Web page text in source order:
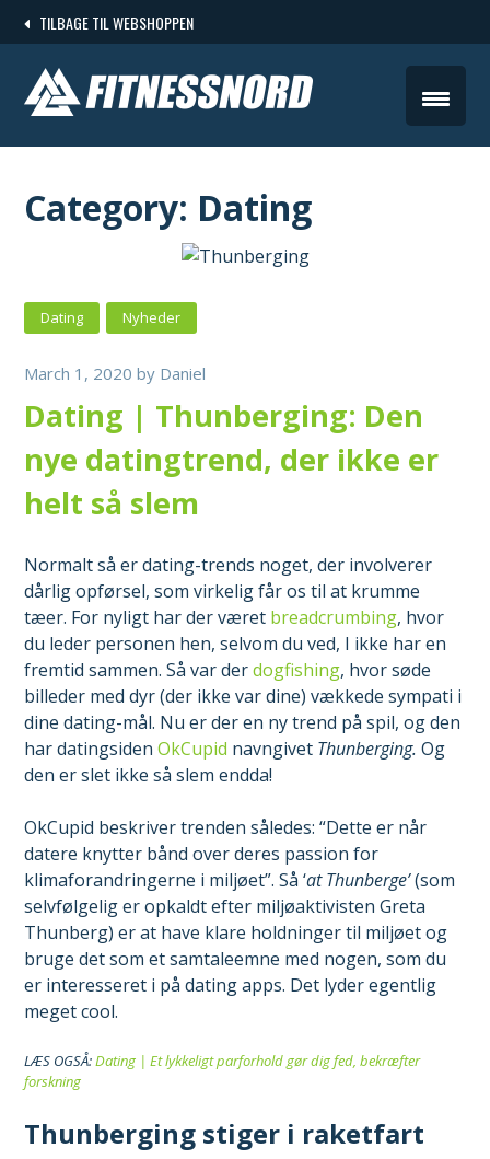
to
content
TILBAGE TIL WEBSHOPPEN
Category: Dating
Dating Nyheder
March 1, 2020 by Daniel
Dating | Thunberging: Den
nye datingtrend, der ikke er
helt så slem
Normalt så er dating-trends noget, der involverer
dårlig opførsel, som virkelig får os til at krumme
tæer. For nyligt har der været breadcrumbing, hvor
du leder personen hen, selvom du ved, I ikke har en
fremtid sammen. Så var derdogfishing, hvor søde
billeder med dyr (der ikke var dine) vækkede sympati i
dine dating-mål. Nu er der en ny trend på spil, og den
har datingsidenOkCupid navngivet Thunberging.Og
den er slet ikke så slem endda!
OkCupid beskriver trenden således: “Dette er når
datere knytter bånd over deres passion for
klimaforandringerne i miljøet”. Så ‘at Thunberge’(som
selvfølgelig er opkaldt efter miljøaktivisten Greta
Thunberg) er at have klare holdninger til miljøet og
bruge det som et samtaleemne med nogen, som du
er interesseret i på dating apps. Det lyder egentlig
meget cool.
LÆS OGSÅ:Dating | Et lykkeligt parforhold gør dig fed, bekræfter
forskning
Thunberging stiger i raketfart